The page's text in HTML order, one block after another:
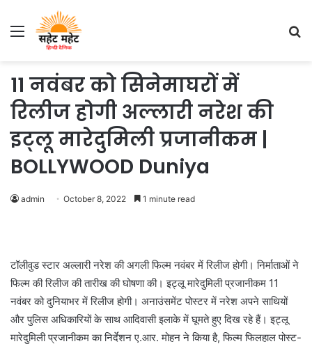
Menu
11 नवंबर को सिनेमाघरों में
रिलीज होगी अल्लारी नरेश की
इट्लू मारेदुमिली प्रजानीकम |
BOLLYWOOD Duniya
admin October 8, 2022 1 minute read
टॉलीवुड स्टार अल्लारी नरेश की अगली फिल्म नवंबर में रिलीज होगी। निर्माताओं ने
फिल्म की रिलीज की तारीख की घोषणा की। इट्लू मारेदुमिली प्रजानीकम 11
नवंबर को दुनियाभर में रिलीज होगी। अनाउंसमेंट पोस्टर में नरेश अपने साथियों
और पुलिस अधिकारियों के साथ आदिवासी इलाके में घूमते हुए दिख रहे हैं। इट्लू
मारेदुमिली प्रजानीकम का निर्देशन ए.आर. मोहन ने किया है, फिल्म फिलहाल पोस्ट-